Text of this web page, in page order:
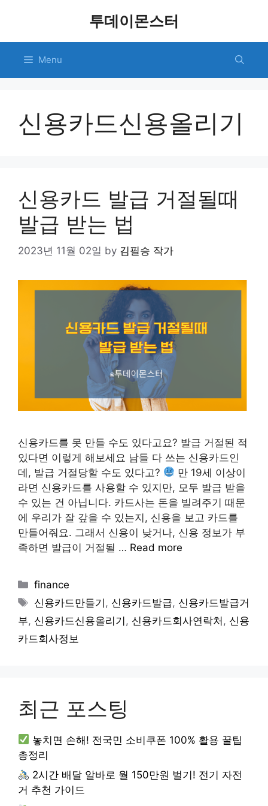
투데이몬스터
Menu
신용카드신용올리기
신용카드 발급 거절될때
발급 받는 법
2023년 11월 02일 by 김필승 작가
신용카드를 못 만들 수도 있다고요? 발급 거절된 적
있다면 이렇게 해보세요 남들 다 쓰는 신용카드인
데, 발급 거절당할 수도 있다고?
만 19세 이상이
라면 신용카드를 사용할 수 있지만, 모두 발급 받을
수 있는 건 아닙니다. 카드사는 돈을 빌려주기 때문
에 우리가 잘 갚을 수 있는지, 신용을 보고 카드를
만들어줘요. 그래서 신용이 낮거나, 신용 정보가 부
족하면 발급이 거절될 … Read more
Categories
finance
Tags
신용카드만들기 , 신용카드발급, 신용카드발급거
부, 신용카드신용올리기 , 신용카드회사연락처 , 신용
카드회사정보
최근 포스팅
놓치면 손해! 전국민 소비쿠폰 100% 활용 꿀팁
총정리
2시간 배달 알바로 월 150만원 벌기! 전기 자전
거 추천 가이드